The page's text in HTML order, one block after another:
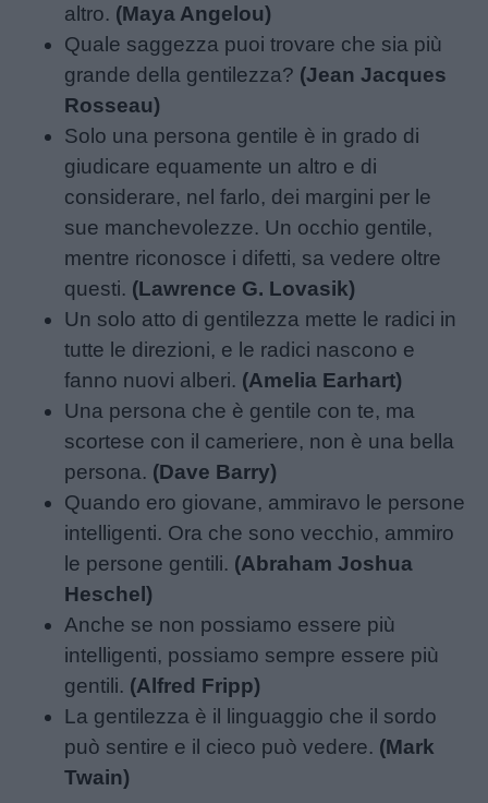
altro. (Maya Angelou)
Quale saggezza puoi trovare che sia più
grande della gentilezza? (Jean Jacques
Rosseau)
Solo una persona gentile è in grado di
giudicare equamente un altro e di
considerare, nel farlo, dei margini per le
sue manchevolezze. Un occhio gentile,
mentre riconosce i difetti, sa vedere oltre
questi. (Lawrence G. Lovasik)
Un solo atto di gentilezza mette le radici in
tutte le direzioni, e le radici nascono e
fanno nuovi alberi. (Amelia Earhart)
Una persona che è gentile con te, ma
scortese con il cameriere, non è una bella
persona. (Dave Barry)
Quando ero giovane, ammiravo le persone
intelligenti. Ora che sono vecchio, ammiro
le persone gentili. (Abraham Joshua
Heschel)
Anche se non possiamo essere più
intelligenti, possiamo sempre essere più
gentili. (Alfred Fripp)
La gentilezza è il linguaggio che il sordo
può sentire e il cieco può vedere. (Mark
Twain)